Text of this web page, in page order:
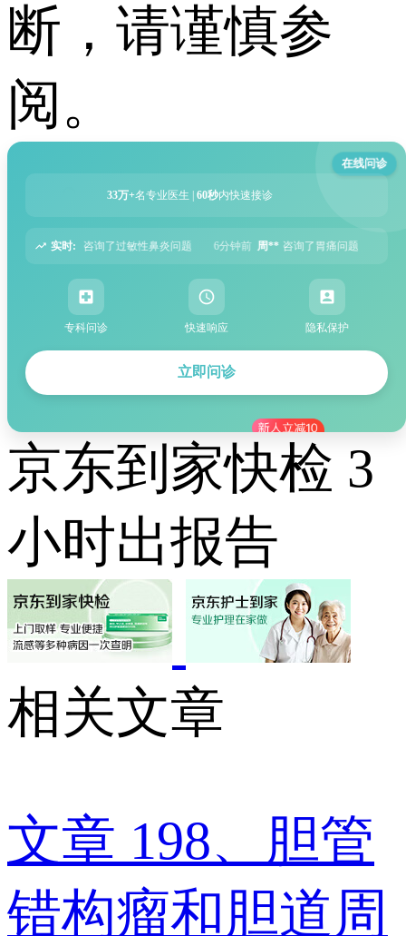
断，请谨慎参
阅。
在线问诊
33万+名专业医生 | 60秒内快速接诊
实时:
炎问题 6分钟前 周** 咨询了胃痛问题 8分钟前 王** 咨询了头痛问题
专科问诊 快速响应 隐私保护
立即问诊
京东到家快检 3
小时出报告
相关文章
文章 198、胆管
错构瘤和胆道周